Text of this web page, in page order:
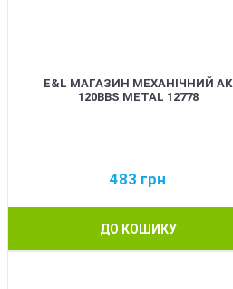
E&L МАГАЗИН МЕХАНІЧНИЙ АК
120BBS METAL 12778
483 грн
ДО КОШИКУ